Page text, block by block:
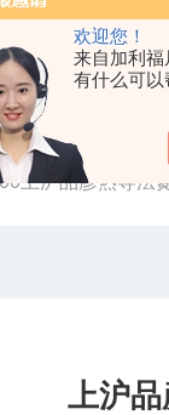
欢迎您！
来自加利福
有什么可以
上沪品彦热导法
上沪